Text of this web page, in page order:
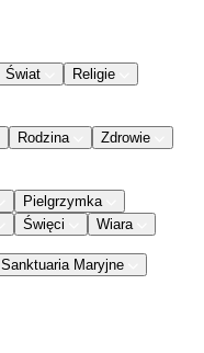
Świat
Religie
Rodzina
Zdrowie
Pielgrzymka
Święci Wiara
Sanktuaria Maryjne